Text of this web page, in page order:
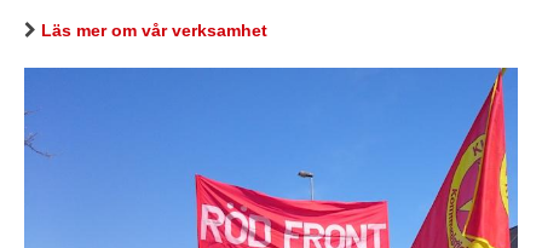
Läs mer om vår verksamhet